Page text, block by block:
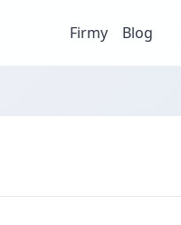
Firmy Blog